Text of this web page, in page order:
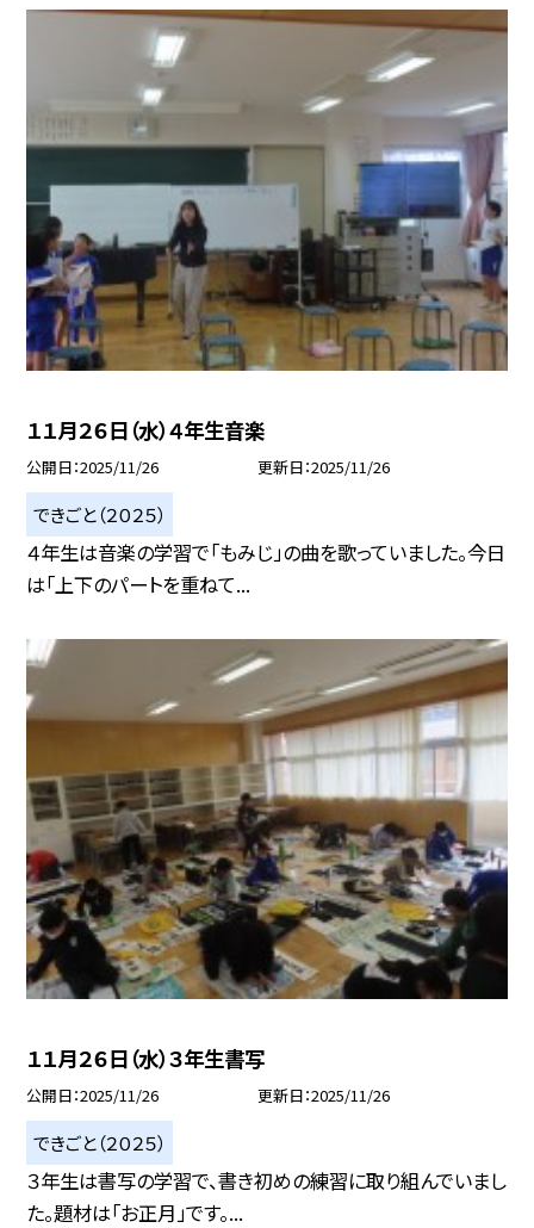
１１月２６日（水）４年生音楽
公開日 2025/11/26 更新日 2025/11/26
できごと（２０２５）
４年生は音楽の学習で「もみじ」の曲を歌っていました。今日
は「上下のパートを重ねて...
１１月２６日（水）３年生書写
公開日 2025/11/26 更新日 2025/11/26
できごと（２０２５）
３年生は書写の学習で、書き初めの練習に取り組んでいまし
た。題材は「お正月」です。...